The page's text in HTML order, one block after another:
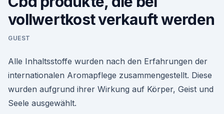
vollwertkost verkauft werden
GUEST
Alle Inhaltsstoffe wurden nach den Erfahrungen der
internationalen Aromapflege zusammengestellt. Diese
wurden aufgrund ihrer Wirkung auf Körper, Geist und
Seele ausgewählt.